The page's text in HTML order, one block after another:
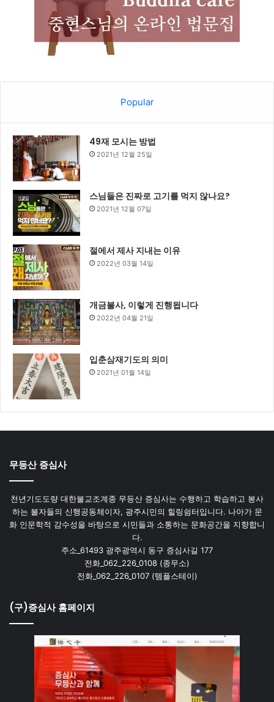
Popular
49재 모시는 방법
2021년 12월 25일
스님들은 진짜로 고기를 먹지 않나요?
2021년 12월 07일
절에서 제사 지내는 이유
2022년 03월 14일
개금불사, 이렇게 진행됩니다
2022년 04월 21일
입춘삼재기도의 의미
2021년 01월 14일
무등산 증심사
천년기도도량 대한불교조계종 무등산 증심사는 수행하고 학습하고 봉사
하는 불자들의 신행공동체이자, 광주시민의 힐링쉼터입니다. 나아가 문
화 인문학적 감수성을 바탕으로 시민들과 소통하는 문화공간을 지향합니
다.
주소_61493 광주광역시 동구 증심사길 177
전화_062_226_0108 (종무소)
전화_062_226_0107 (템플스테이)
(구)증심사 홈페이지